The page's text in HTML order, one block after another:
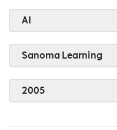
AI
Sanoma Learning
2005